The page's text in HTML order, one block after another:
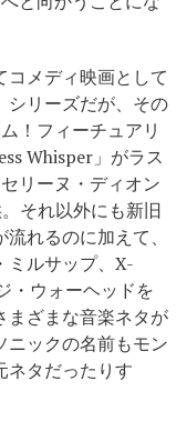
コメディ映画として
シリーズだが、その
！フィーチュアリ
Whisper」がラス
リーヌ・ディオン
それ以外にも新旧
れるのに加えて、
ミルサップ、X-
・ウォーヘッドを
まざまな音楽ネタが
ニックの名前もモン
ネタだったりす